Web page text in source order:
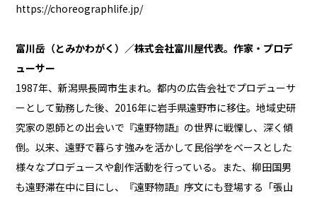
https://choreographlife.jp/
富川岳（とみかわがく）／株式会社富川屋代表。作家・プロデ
ューサー
1987年、新潟県長岡市生まれ。都内の広告会社でプロデューサ
ーとして勤務した後、2016年に岩手県遠野市に移住。地域史研
究家の恩師との出会いで『遠野物語』の世界に戦慄し、深く傾
倒。以来、遠野で暮らす強みを活かして民俗学をベースとした
様々なプロデュースや創作活動を行っている。また、柳田国男
も遠野滞在中に目にし、『遠野物語』序文にも登場する「張山